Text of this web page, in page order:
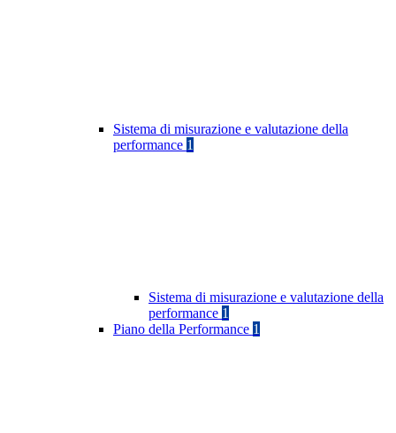
Sistema di misurazione e valutazione della
performance 1
Sistema di misurazione e valutazione della
performance 1
Piano della Performance 1